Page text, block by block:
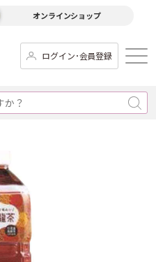
オンラインショップ
ログイン･会員登録